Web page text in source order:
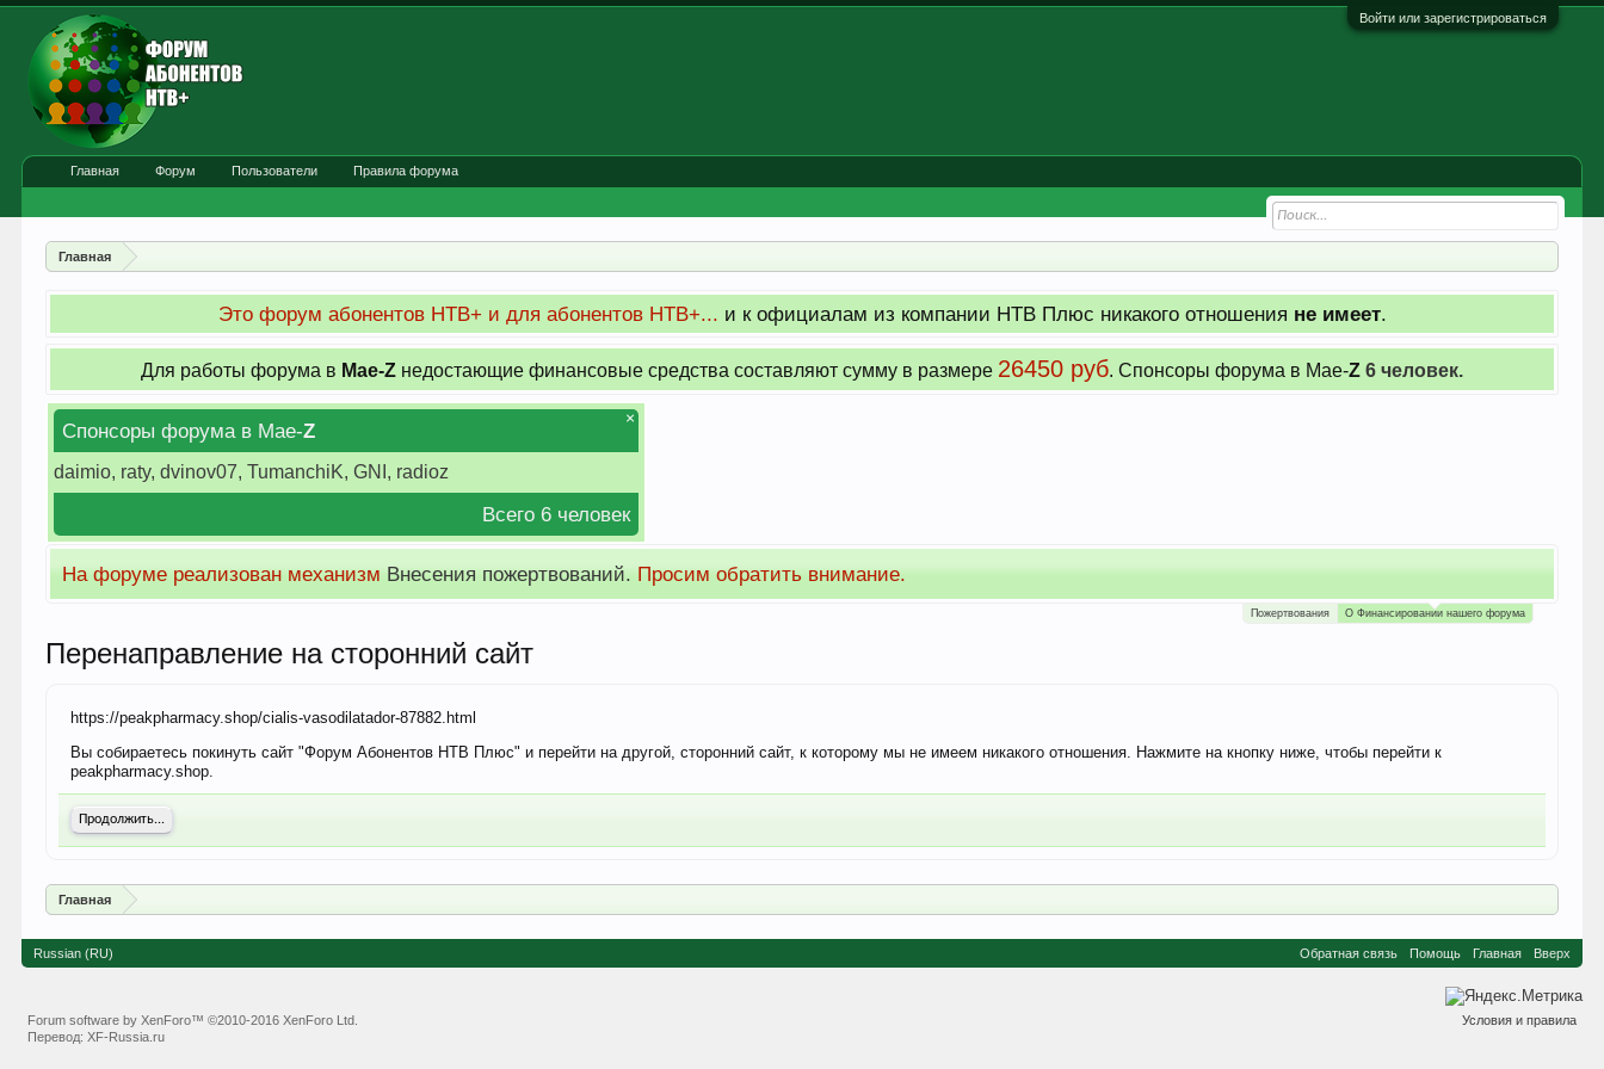
Войти или зарегистрироваться
Главная
Это форум абонентов НТВ+ и для абонентов НТВ+... и к официалам из компании НТВ Плюс никакого отношения не имеет.
Для работы форума в Мае-Z недостающие финансовые средства составляют сумму в размере 26450 руб. Cпонсоры форума в Мае-Z 6 человек.
Спонсоры форума в Мае-Z
daimio, raty, dvinov07, TumanchiK, GNI, radioz
Всего 6 человек
×
Просим обратить внимание на тему"О Финансировании нашего форума".
Пожертвования О Финансировании нашего форума
Перенаправление на сторонний сайт
https://peakpharmacy.shop/cialis-vasodilatador-87882.html
Вы собираетесь покинуть сайт "Форум Абонентов НТВ Плюс" и перейти на другой, сторонний сайт, к которому мы не имеем никакого отношения. Нажмите на кнопку ниже, чтобы перейти к
peakpharmacy.shop.
Продолжить...
Главная
Главная Форум Пользователи Правила форума
Russian (RU) Обратная связь Помощь Главная Вверх
Условия и правила
Forum software by XenForo™©2010-2016 XenForo Ltd.
Перевод:XF-Russia.ru